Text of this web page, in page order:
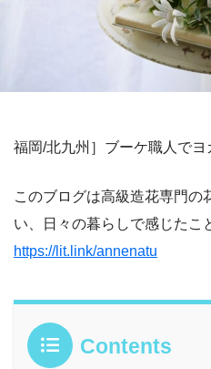
福岡/北九州］ブーケ職人でヨ
このブログは高級造花専門の
い、日々の暮らしで感じたこ
https://lit.link/annenatu
Contents